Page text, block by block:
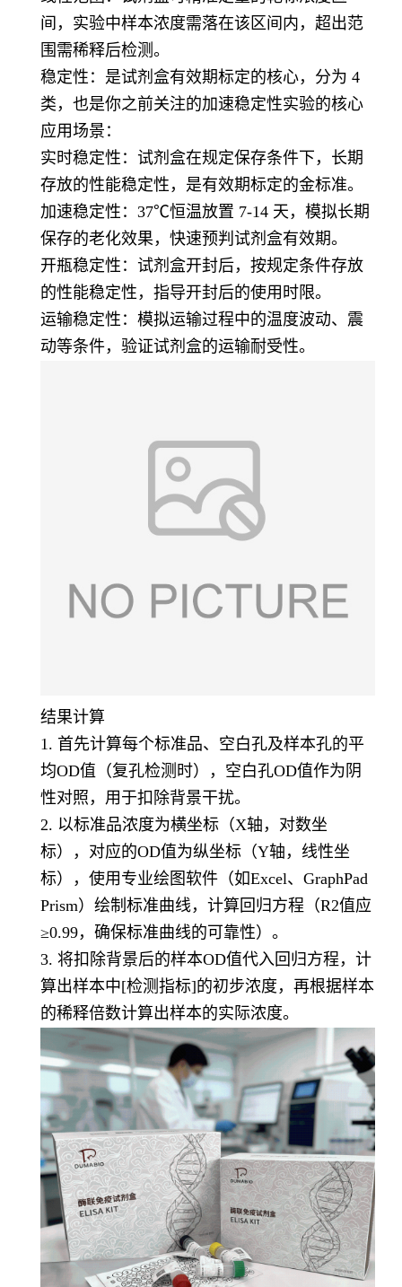
间，实验中样本浓度需落在该区间内，超出范
围需稀释后检测。
稳定性：是试剂盒有效期标定的核心，分为 4
类，也是你之前关注的加速稳定性实验的核心
应用场景：
实时稳定性：试剂盒在规定保存条件下，长期
存放的性能稳定性，是有效期标定的金标准。
加速稳定性：37℃恒温放置 7-14 天，模拟长期
保存的老化效果，快速预判试剂盒有效期。
开瓶稳定性：试剂盒开封后，按规定条件存放
的性能稳定性，指导开封后的使用时限。
运输稳定性：模拟运输过程中的温度波动、震
动等条件，验证试剂盒的运输耐受性。
结果计算
1. 首先计算每个标准品、空白孔及样本孔的平
均OD值（复孔检测时），空白孔OD值作为阴
性对照，用于扣除背景干扰。
2. 以标准品浓度为横坐标（X轴，对数坐
标），对应的OD值为纵坐标（Y轴，线性坐
标），使用专业绘图软件（如Excel、GraphPad
Prism）绘制标准曲线，计算回归方程（R2值应
≥0.99，确保标准曲线的可靠性）。
3. 将扣除背景后的样本OD值代入回归方程，计
算出样本中[检测指标]的初步浓度，再根据样本
的稀释倍数计算出样本的实际浓度。